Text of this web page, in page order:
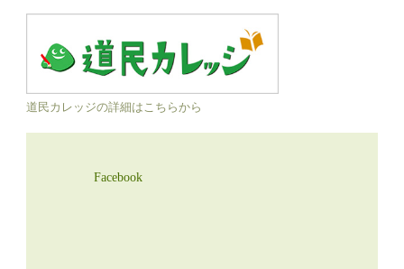
道民カレッジの詳細はこちらから
Facebook